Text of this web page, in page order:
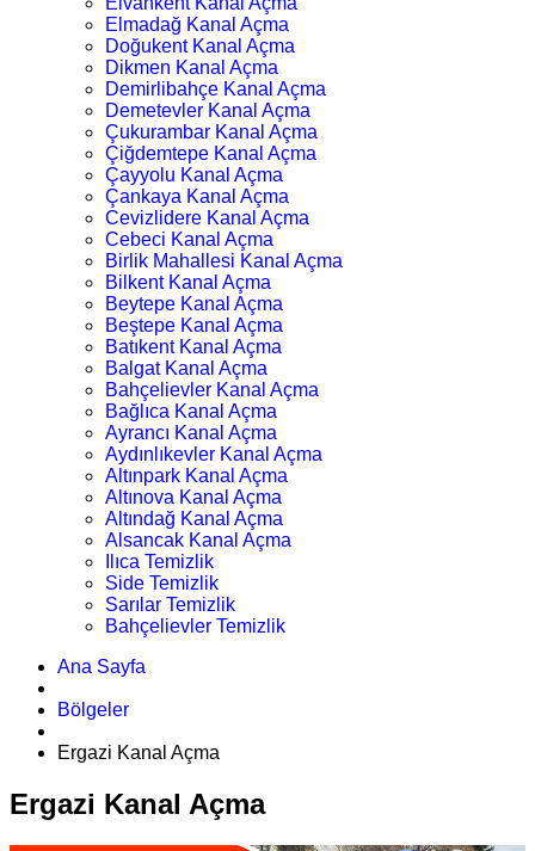
Elmadağ Kanal Açma
Doğukent Kanal Açma
Dikmen Kanal Açma
Demirlibahçe Kanal Açma
Demetevler Kanal Açma
Çukurambar Kanal Açma
Çiğdemtepe Kanal Açma
Çayyolu Kanal Açma
Çankaya Kanal Açma
Cevizlidere Kanal Açma
Cebeci Kanal Açma
Birlik Mahallesi Kanal Açma
Bilkent Kanal Açma
Beytepe Kanal Açma
Beştepe Kanal Açma
Batıkent Kanal Açma
Balgat Kanal Açma
Bahçelievler Kanal Açma
Bağlıca Kanal Açma
Ayrancı Kanal Açma
Aydınlıkevler Kanal Açma
Altınpark Kanal Açma
Altınova Kanal Açma
Altındağ Kanal Açma
Alsancak Kanal Açma
Ilıca Temizlik
Side Temizlik
Sarılar Temizlik
Bahçelievler Temizlik
Ana Sayfa
Bölgeler
Ergazi Kanal Açma
Ergazi Kanal Açma